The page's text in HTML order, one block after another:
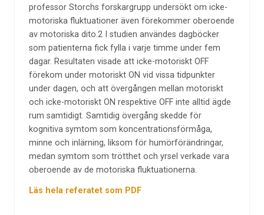
professor Storchs forskargrupp undersökt om icke-
motoriska fluktuationer även förekommer oberoende
av motoriska dito.2 I studien användes dagböcker
som patienterna fick fylla i varje timme under fem
dagar. Resultaten visade att icke-motoriskt OFF
förekom under motoriskt ON vid vissa tidpunkter
under dagen, och att övergången mellan motoriskt
och icke-motoriskt ON respektive OFF inte alltid ägde
rum samtidigt. Samtidig övergång skedde för
kognitiva symtom som koncentrationsförmåga,
minne och inlärning, liksom för humörförändringar,
medan symtom som trötthet och yrsel verkade vara
oberoende av de motoriska fluktuationerna.
Läs hela referatet som PDF